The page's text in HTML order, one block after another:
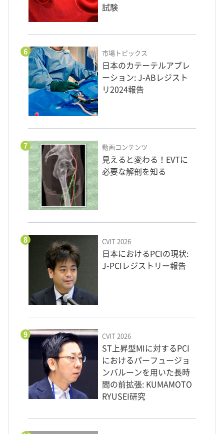
試験
6 市場トピックス
日本のカテーテルアブレ
ーション: J-ABレジスト
リ2024報告
7 動画コンテンツ
見えると変わる！EVTに
必要な解剖を知る
8 CVIT 2026
日本におけるPCIの現状:
J-PCIレジストリー報告
9 CVIT 2026
ST上昇型MIに対するPCI
におけるパーフュージョ
ンバルーンを用いた長時
間の前拡張: KUMAMOTO
RYUSEI研究